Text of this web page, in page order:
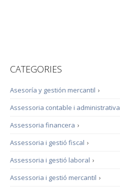
CATEGORIES
›
Asesoría y gestión mercantil
Assessoria contable i administrativa
›
Assessoria financera
›
Assessoria i gestió fiscal
›
Assessoria i gestió laboral
›
Assessoria i gestió mercantil